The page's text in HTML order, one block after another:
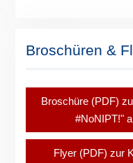
Broschüren &
Broschüre (PDF)
#NoNIPT!"
Flyer (PDF) zur